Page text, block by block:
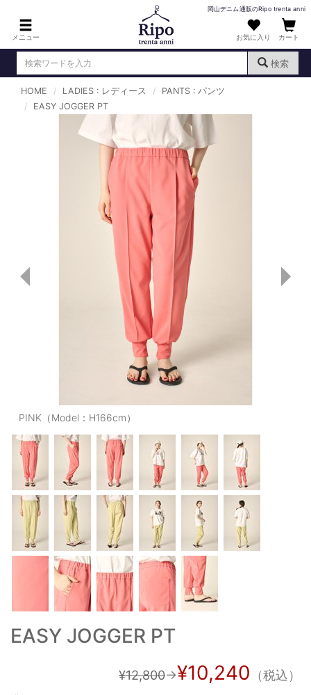
メニュー
岡山デニム通販のRipo trenta anni
お気に入り カート
検索
ログイン （新規会員登録
MENS : メンズ
DENIM : デニム
PANTS : パンツ
TOPS : トップス
T-SHIRT : Tシャツ
KNIT : ニット
SHIRT : シャツ
OUTERS : アウター
PANTS/SKIRT : パンツ・スカート
TOPS : トップス
OUTERS : アウター
OUTLET : アウトレット
MENS : メンズ
LADIES : レディース
新規会員登録
お買い物カゴ
ご利用ガイド
HOME LADIES : レディース
PANTS : パンツ
EASY JOGGER PT
PINK（Model：H166cm）
EASY JOGGER PT
¥12,800→¥10,240 （税込）